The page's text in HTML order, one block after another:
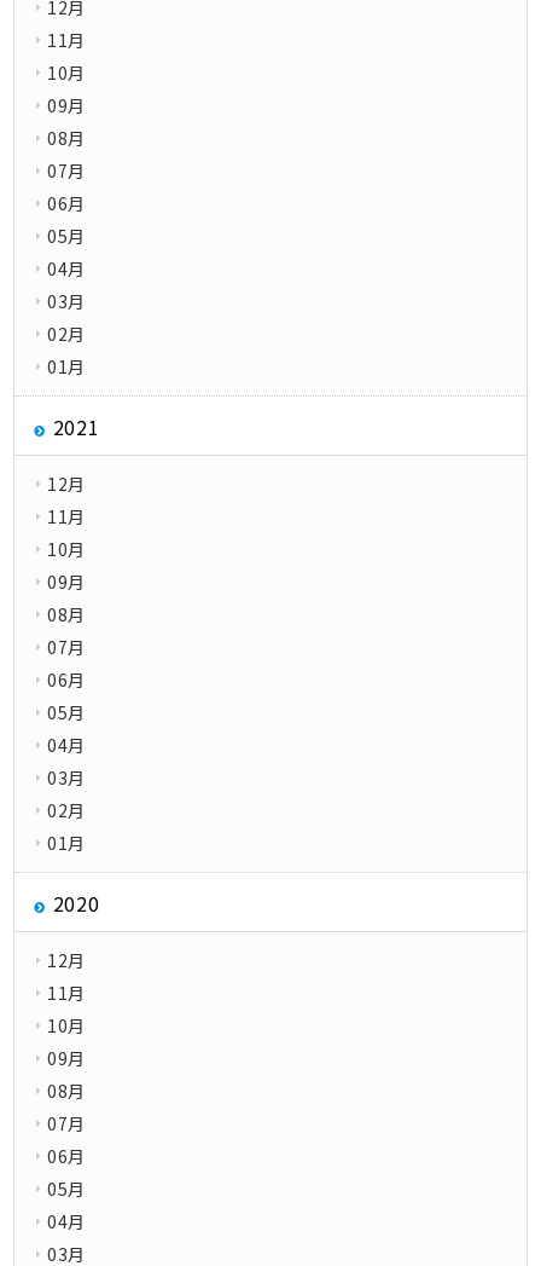
12月
11月
10月
09月
08月
07月
06月
05月
04月
03月
02月
01月
2021
12月
11月
10月
09月
08月
07月
06月
05月
04月
03月
02月
01月
2020
12月
11月
10月
09月
08月
07月
06月
05月
04月
03月